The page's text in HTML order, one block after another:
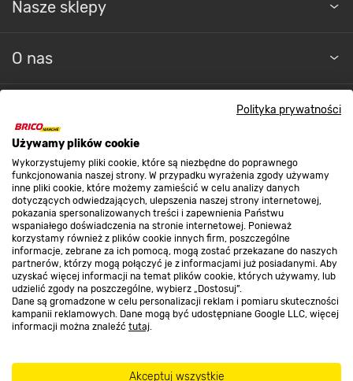
Polityka prywatności
Używamy plików cookie
Wykorzystujemy pliki cookie, które są niezbędne do poprawnego
funkcjonowania naszej strony. W przypadku wyrażenia zgody używamy
inne pliki cookie, które możemy zamieścić w celu analizy danych
dotyczących odwiedzających, ulepszenia naszej strony internetowej,
pokazania spersonalizowanych treści i zapewnienia Państwu
wspaniałego doświadczenia na stronie internetowej. Ponieważ
korzystamy również z plików cookie innych firm, poszczególne
informacje, zebrane za ich pomocą, mogą zostać przekazane do naszych
partnerów, którzy mogą połączyć je z informacjami już posiadanymi. Aby
uzyskać więcej informacji na temat plików cookie, których używamy, lub
udzielić zgody na poszczególne, wybierz „Dostosuj”.
Dane są gromadzone w celu personalizacji reklam i pomiaru skuteczności
kampanii reklamowych. Dane mogą być udostępniane Google LLC, więcej
informacji można znaleźć tutaj.
Akceptuj wszystkie
BEZPIECZNY DLA ROŚLIN
Nasze sklepy
O nas
Strefa biznesu
Dołącz do nas
Metody płatności